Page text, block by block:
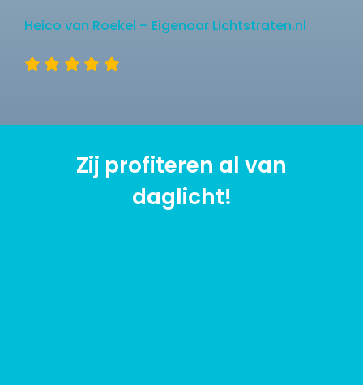
Heico van Roekel – Eigenaar Lichtstraten.nl
Zij profiteren al van
daglicht!